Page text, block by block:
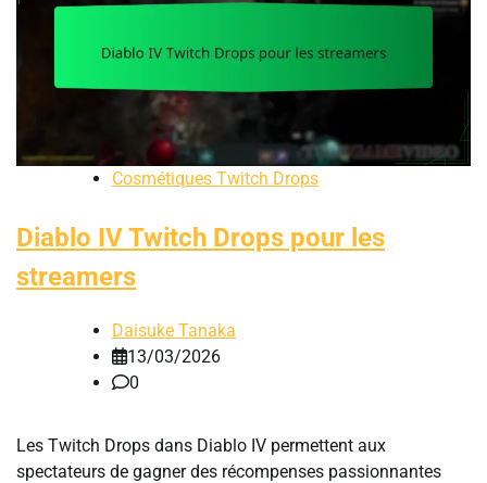
Cosmétiques Twitch Drops
Diablo IV Twitch Drops pour les
streamers
Daisuke Tanaka
13/03/2026
0
Les Twitch Drops dans Diablo IV permettent aux
spectateurs de gagner des récompenses passionnantes